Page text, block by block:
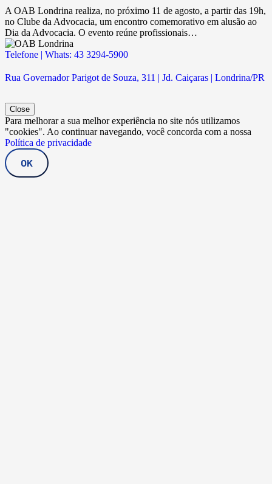
A OAB Londrina realiza, no próximo 11 de agosto, a partir das 19h,
no Clube da Advocacia, um encontro comemorativo em alusão ao
Dia da Advocacia. O evento reúne profissionais…
Telefone | Whats: 43 3294-5900
Rua Governador Parigot de Souza, 311 | Jd. Caiçaras | Londrina/PR
Close
Para melhorar a sua melhor experiência no site nós utilizamos
"cookies". Ao continuar navegando, você concorda com a nossa
Política de privacidade
OK